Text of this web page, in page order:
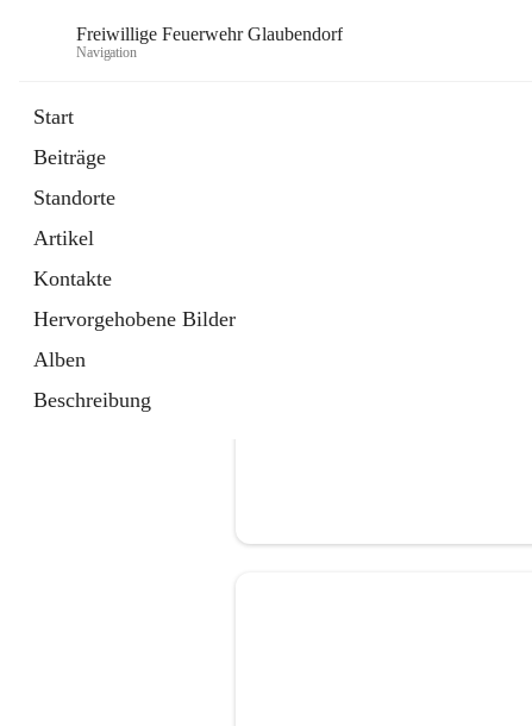
Freiwillige Feuerwehr Glaubendorf
Navigation
Start
Beiträge
Standorte
Artikel
Kontakte
Hervorgehobene Bilder
Alben
Beschreibung